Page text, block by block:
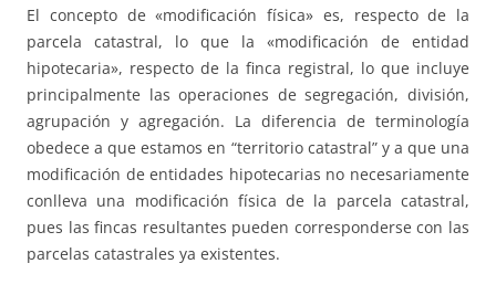
El concepto de «modificación física» es, respecto de la
parcela catastral, lo que la «modificación de entidad
hipotecaria», respecto de la finca registral, lo que incluye
principalmente las operaciones de segregación, división,
agrupación y agregación. La diferencia de terminología
obedece a que estamos en “territorio catastral” y a que una
modificación de entidades hipotecarias no necesariamente
conlleva una modificación física de la parcela catastral,
pues las fincas resultantes pueden corresponderse con las
parcelas catastrales ya existentes.